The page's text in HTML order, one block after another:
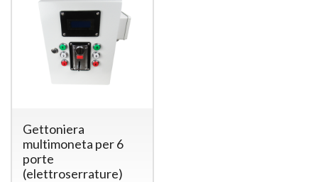
Gettoniera
multimoneta per 6
porte
(elettroserrature)